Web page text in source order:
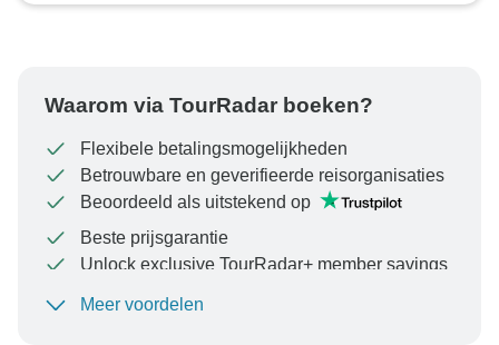
Waarom via TourRadar boeken?
Flexibele betalingsmogelijkheden
Betrouwbare en geverifieerde reisorganisaties
Beoordeeld als uitstekend op
Beste prijsgarantie
Unlock exclusive TourRadar+ member savings
Om uw betaling te beschermen en ervoor te zorgen
Meer voordelen